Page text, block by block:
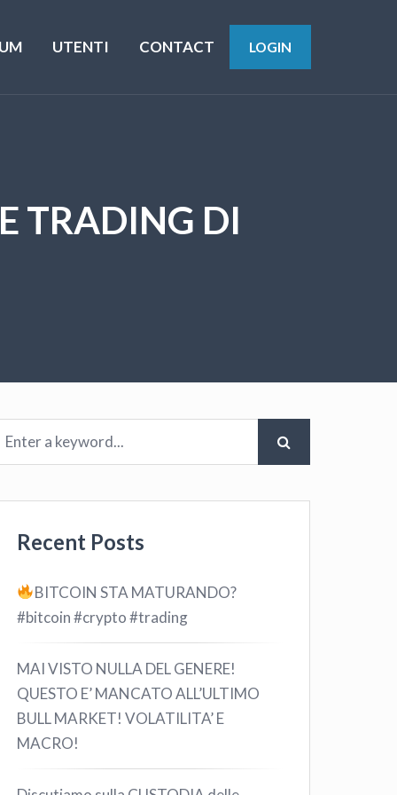
UTENTI CONTACT LOGIN
TRADING DI
Recent Posts
BITCOIN STA MATURANDO?
#bitcoin #crypto #trading
MAI VISTO NULLA DEL GENERE!
QUESTO E’ MANCATO ALL’ULTIMO
BULL MARKET! VOLATILITA’ E
MACRO!